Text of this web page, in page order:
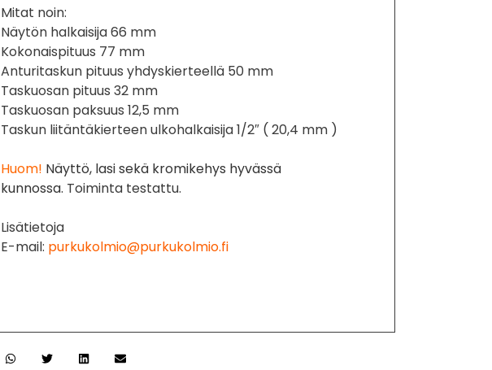
Mitat noin:
Näytön halkaisija 66 mm
Kokonaispituus 77 mm
Anturitaskun pituus yhdyskierteellä 50 mm
Taskuosan pituus 32 mm
Taskuosan paksuus 12,5 mm
Taskun liitäntäkierteen ulkohalkaisija 1/2″ ( 20,4 mm )
Huom! Näyttö, lasi sekä kromikehys hyvässä
kunnossa. Toiminta testattu.
Lisätietoja
E-mail: purkukolmio@purkukolmio.fi